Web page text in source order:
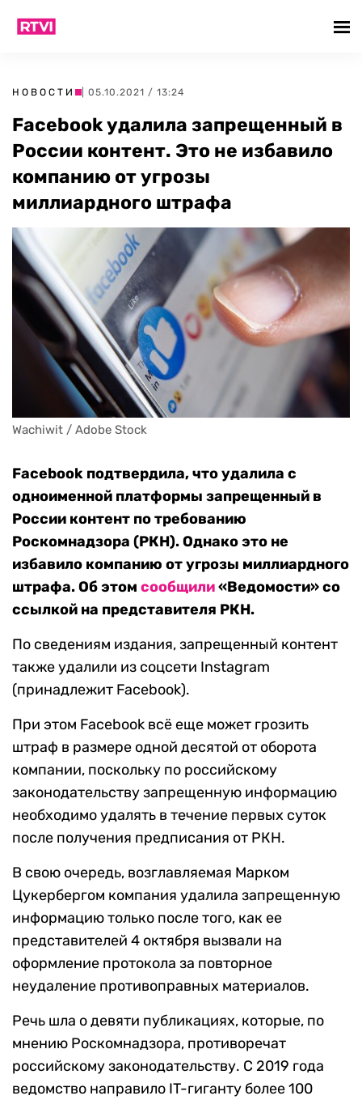
НОВОСТИ | 05.10.2021 / 13:24
Facebook удалила запрещенный в
России контент. Это не избавило
компанию от угрозы
миллиардного штрафа
Wachiwit / Adobe Stock
Facebook подтвердила, что удалила с
одноименной платформы запрещенный в
России контент по требованию
Роскомнадзора (РКН). Однако это не
избавило компанию от угрозы миллиардного
штрафа. Об этом сообщили«Ведомости» со
ссылкой на представителя РКН.
По сведениям издания, запрещенный контент
также удалили из соцсети Instagram
(принадлежит Facebook).
При этом Facebook всё еще может грозить
штраф в размере одной десятой от оборота
компании, поскольку по российскому
законодательству запрещенную информацию
необходимо удалять в течение первых суток
после получения предписания от РКН.
В свою очередь, возглавляемая Марком
Цукербергом компания удалила запрещенную
информацию только после того, как ее
представителей 4 октября вызвали на
оформление протокола за повторное
неудаление противоправных материалов.
Речь шла о девяти публикациях, которые, по
мнению Роскомнадзора, противоречат
российскому законодательству. С 2019 года
ведомство направило IT-гиганту более 100